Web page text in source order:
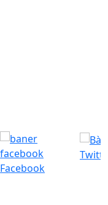
Facebook